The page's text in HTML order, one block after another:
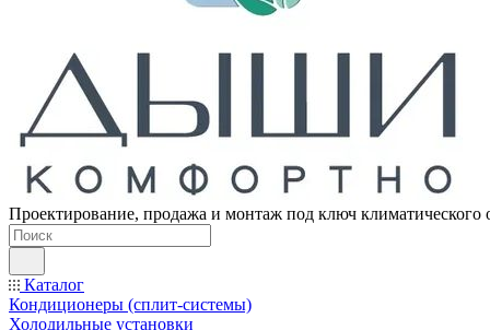
Проектирование, продажа и монтаж под ключ климатического
Каталог
Кондиционеры (сплит-системы)
Холодильные установки